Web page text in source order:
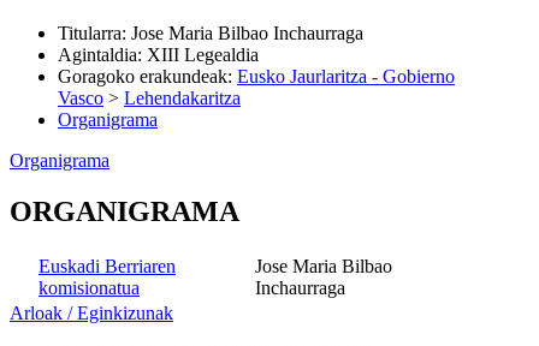
Titularra: Jose Maria Bilbao Inchaurraga
Agintaldia: XIII Legealdia
Goragoko erakundeak: Eusko Jaurlaritza - Gobierno
Vasco > Lehendakaritza
Organigrama
Organigrama
ORGANIGRAMA
Euskadi Berriaren
komisionatua
Jose Maria Bilbao
Inchaurraga
Arloak / Eginkizunak